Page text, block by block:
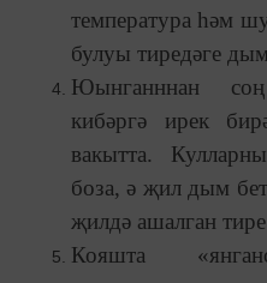
температура һәм
булуы тиредәге
Юынганннан
кибәргә ирек
вакытта.
боза, ә җил дым
җилдә ашалган
Кояшта